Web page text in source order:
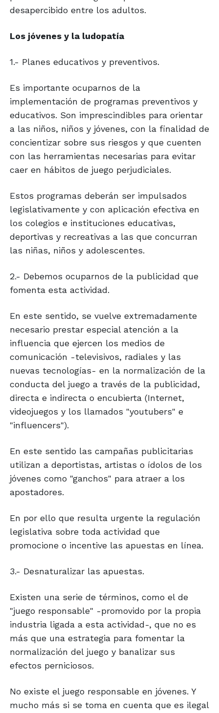
desapercibido entre los adultos.
Los jóvenes y la ludopatía
1.- Planes educativos y preventivos.
Es importante ocuparnos de la
implementación de programas preventivos y
educativos. Son imprescindibles para orientar
a las niños, niños y jóvenes, con la finalidad de
concientizar sobre sus riesgos y que cuenten
con las herramientas necesarias para evitar
caer en hábitos de juego perjudiciales.
Estos programas deberán ser impulsados
legislativamente y con aplicación efectiva en
los colegios e instituciones educativas,
deportivas y recreativas a las que concurran
las niñas, niños y adolescentes.
2.- Debemos ocuparnos de la publicidad que
fomenta esta actividad.
En este sentido, se vuelve extremadamente
necesario prestar especial atención a la
influencia que ejercen los medios de
comunicación -televisivos, radiales y las
nuevas tecnologías- en la normalización de la
conducta del juego a través de la publicidad,
directa e indirecta o encubierta (Internet,
videojuegos y los llamados "youtubers" e
"influencers").
En este sentido las campañas publicitarias
utilizan a deportistas, artistas o ídolos de los
jóvenes como "ganchos" para atraer a los
apostadores.
En por ello que resulta urgente la regulación
legislativa sobre toda actividad que
promocione o incentive las apuestas en línea.
3.- Desnaturalizar las apuestas.
Existen una serie de términos, como el de
"juego responsable" -promovido por la propia
industria ligada a esta actividad-, que no es
más que una estrategia para fomentar la
normalización del juego y banalizar sus
efectos perniciosos.
No existe el juego responsable en jóvenes. Y
mucho más si se toma en cuenta que es ilegal